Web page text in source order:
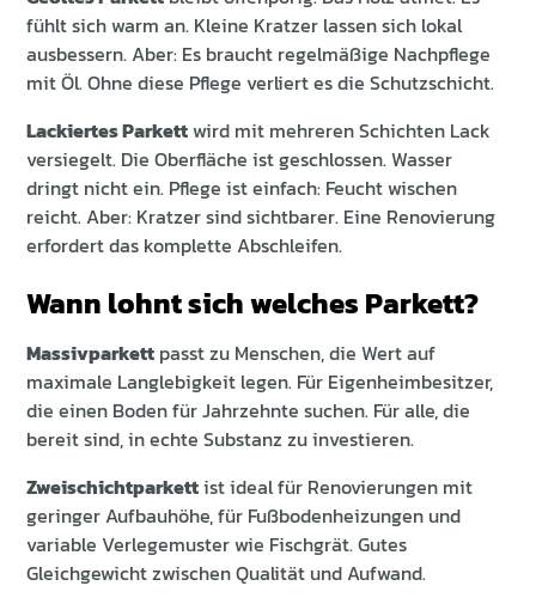
fühlt sich warm an. Kleine Kratzer lassen sich lokal
ausbessern. Aber: Es braucht regelmäßige Nachpflege
mit Öl. Ohne diese Pflege verliert es die Schutzschicht.
Lackiertes Parkettwird mit mehreren Schichten Lack
versiegelt. Die Oberfläche ist geschlossen. Wasser
dringt nicht ein. Pflege ist einfach: Feucht wischen
reicht. Aber: Kratzer sind sichtbarer. Eine Renovierung
erfordert das komplette Abschleifen.
Wann lohnt sich welches Parkett?
Massivparkett passt zu Menschen, die Wert auf
maximale Langlebigkeit legen. Für Eigenheimbesitzer,
die einen Boden für Jahrzehnte suchen. Für alle, die
bereit sind, in echte Substanz zu investieren.
Zweischichtparkettist ideal für Renovierungen mit
geringer Aufbauhöhe, für Fußbodenheizungen und
variable Verlegemuster wie Fischgrät. Gutes
Gleichgewicht zwischen Qualität und Aufwand.